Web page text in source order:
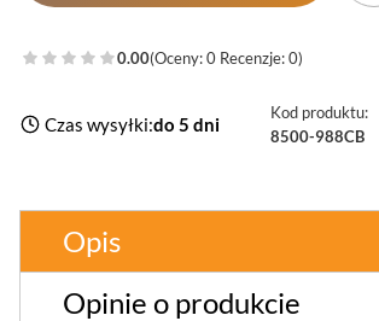
0.00(Oceny: 0 Recenzje: 0)
Czas wysyłki:do 5 dni
Kod produktu:
8500-988CB
Opis
Opinie o produkcie